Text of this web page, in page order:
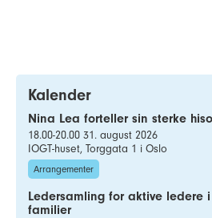
Kalender
Nina Lea forteller sin sterke
18.00-20.00 31. august 2026
IOGT-huset, Torggata 1 i Oslo
Arrangementer
Ledersamling for aktive ledere i
familier